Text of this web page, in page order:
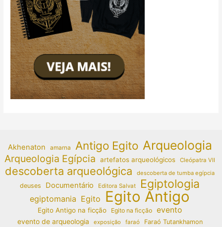
Akhenaton amarna Antigo Egito Arqueologia
Arqueologia Egípcia artefatos arqueológicos Cleópatra VII
descoberta arqueológica descoberta de tumba egípcia
deuses Documentário Editora Salvat Egiptologia
egiptomania Egito Egito Antigo
Egito Antigo na ficção Egito na ficção evento
evento de arqueologia exposição faraó Faraó Tutankhamon